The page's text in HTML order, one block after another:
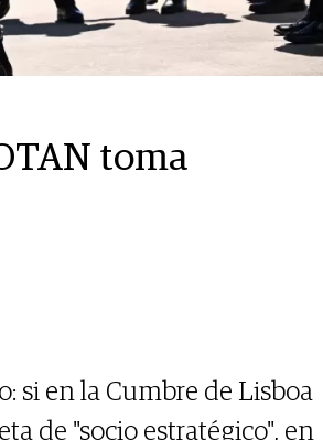
toma
si en la Cumbre de Lisboa
de "socio estratégico", en